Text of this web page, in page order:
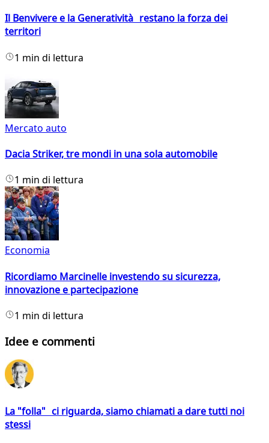
Il Benvivere e la Generatività restano la forza dei
territori
1 min di lettura
Mercato auto
Dacia Striker, tre mondi in una sola automobile
1 min di lettura
Economia
Ricordiamo Marcinelle investendo su sicurezza,
innovazione e partecipazione
1 min di lettura
Idee e commenti
La "folla" ci riguarda, siamo chiamati a dare tutti noi
stessi